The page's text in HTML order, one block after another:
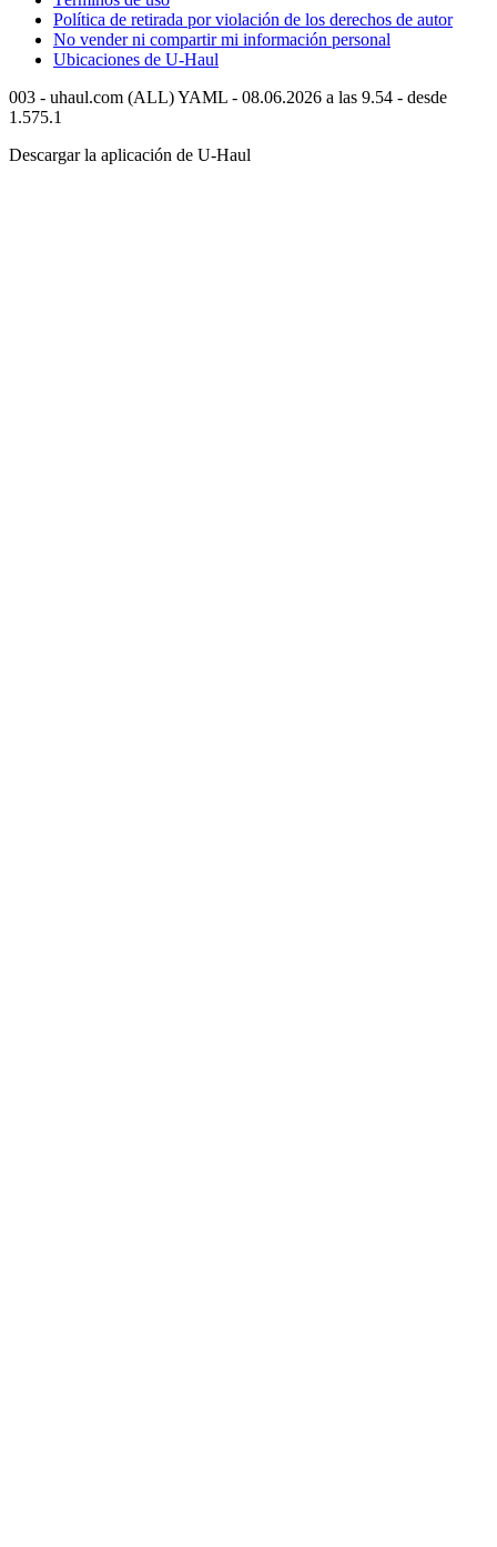
Política de retirada por violación de los derechos de autor
No vender ni compartir mi información personal
Ubicaciones de U-Haul
003 - uhaul.com (ALL) YAML - 08.06.2026 a las 9.54 - desde
1.575.1
Descargar la aplicación de U-Haul